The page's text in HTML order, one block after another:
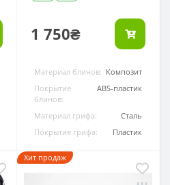
1 750₴
Материал блинов: Композит
Покрытие
блинов:
ABS-пластик
Материал грифа:
Сталь
Покрытие грифа:
Пластик
Хит продаж